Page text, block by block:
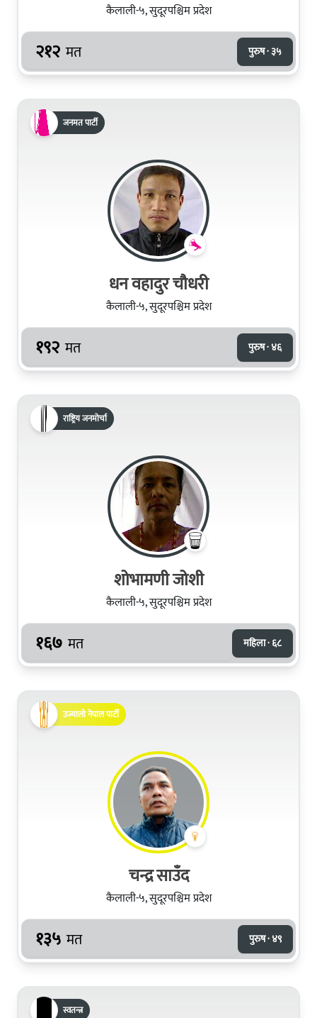
कैलाली-५, सुदूरपश्चिम प्रदेश
२१२ मत पुरुष · ३५
जनमत पार्टी
धन वहादुर चौधरी
कैलाली-५, सुदूरपश्चिम प्रदेश
१९२ मत पुरुष · ४६
राष्ट्रिय जनमोर्चा
शोभामणी जोशी
कैलाली-५, सुदूरपश्चिम प्रदेश
१६७ मत महिला · ६८
उज्यालो नेपाल पार्टी
चन्द्र साउँद
कैलाली-५, सुदूरपश्चिम प्रदेश
१३५ मत पुरुष · ४९
स्वतन्त्र